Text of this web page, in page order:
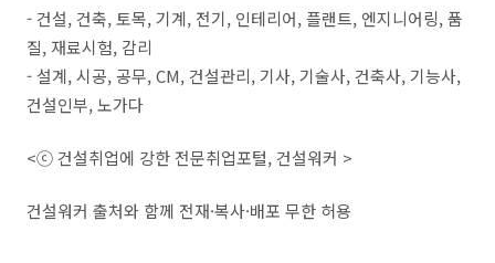
- 건설, 건축, 토목, 기계, 전기, 인테리어, 플랜트, 엔지니어링, 품
질, 재료시험, 감리
- 설계, 시공, 공무, CM, 건설관리, 기사, 기술사, 건축사, 기능사,
건설인부, 노가다
<ⓒ 건설취업에 강한 전문취업포털, 건설워커 >
건설워커 출처와 함께 전재·복사·배포 무한 허용